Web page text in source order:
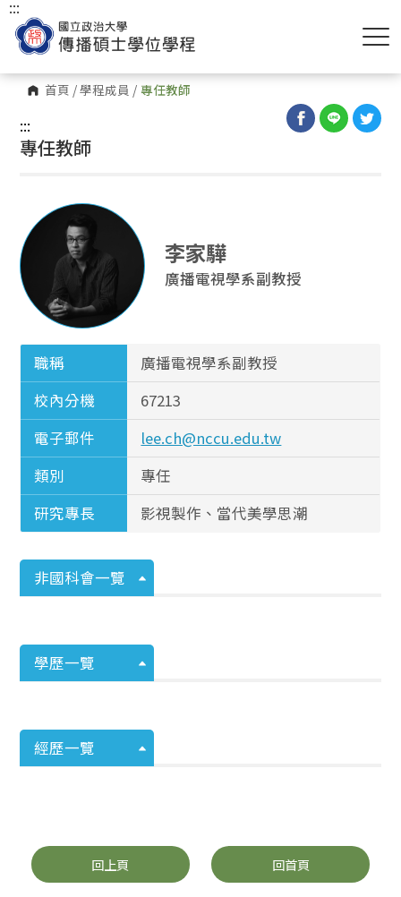
首頁 /學程成員 / 專任教師
:::
:::
專任教師
李家驊
廣播電視學系副教授
職稱
廣播電視學系副教授
校內分機
67213
電子郵件
lee.ch@nccu.edu.tw
類別
專任
研究專長
影視製作、當代美學思潮
非國科會一覽
學歷一覽
經歷一覽
回上頁 回首頁